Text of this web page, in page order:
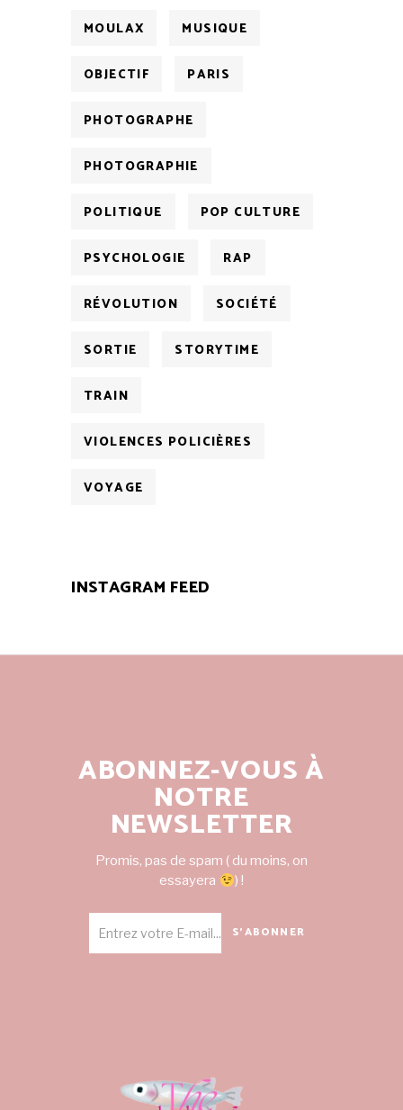
MOULAX MUSIQUE
OBJECTIF PARIS
PHOTOGRAPHE
PHOTOGRAPHIE
POLITIQUE POP CULTURE
PSYCHOLOGIE RAP
RÉVOLUTION SOCIÉTÉ
SORTIE STORYTIME
TRAIN
VIOLENCES POLICIÈRES
VOYAGE
INSTAGRAM FEED
ABONNEZ-VOUS À
NOTRE
NEWSLETTER
Promis, pas de spam ( du moins, on
essayera
) !
S'ABONNER